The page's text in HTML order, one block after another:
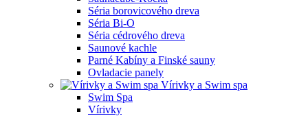
Séria borovicového dreva
Séria Bi-O
Séria cédrového dreva
Saunové kachle
Parné Kabíny a Finské sauny
Ovladacie panely
Vírivky a Swim spa
Swim Spa
Vírivky